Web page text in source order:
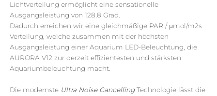
Lichtverteilung ermöglicht eine sensationelle
Ausgangsleistung von 128,8 Grad.
Dadurch erreichen wir eine gleichmäßige PAR / μmol/m2s
Verteilung, welche zusammen mit der höchsten
Ausgangsleistung einer Aquarium LED-Beleuchtung, die
AURORA V12 zur derzeit effizientesten und stärksten
Aquariumbeleuchtung macht.
Die modernste Ultra Noise CancellingTechnologie lässt die